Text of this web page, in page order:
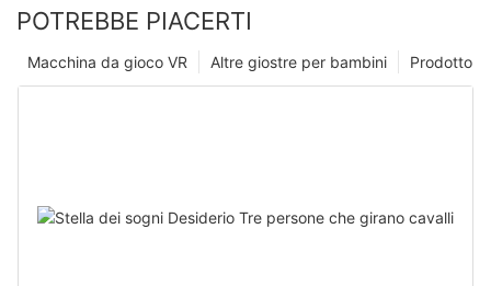
POTREBBE PIACERTI
Prodotto
Altre giostre per bambini
Macchina da gioco VR